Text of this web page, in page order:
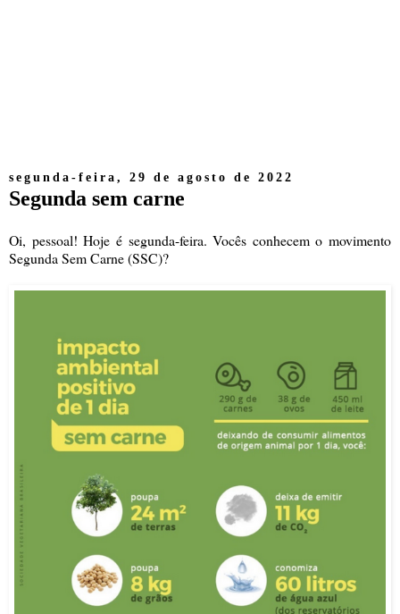
segunda-feira, 29 de agosto de 2022
Segunda sem carne
Oi, pessoal! Hoje é segunda-feira. Vocês conhecem o movimento
Segunda Sem Carne (SSC)?